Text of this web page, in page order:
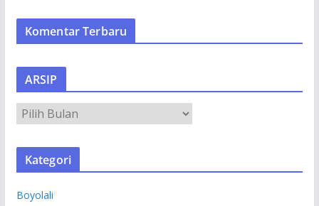
Komentar Terbaru
ARSIP
R
S
Kategori
Boyolali